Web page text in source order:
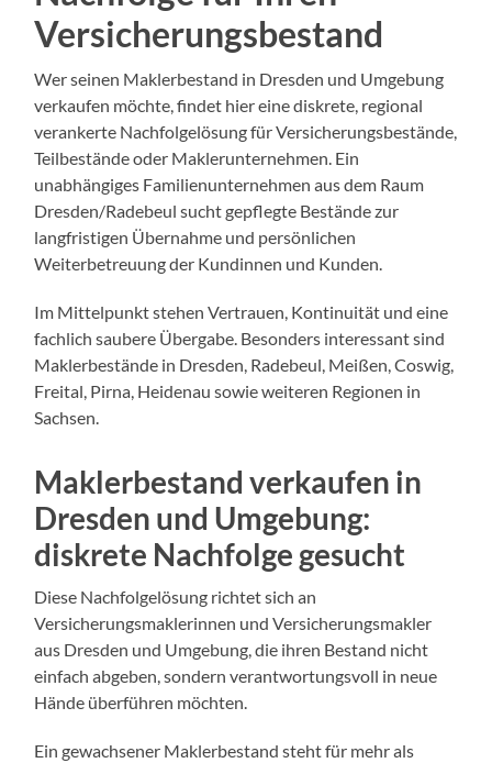
Versicherungsbestand
Wer seinen Maklerbestand in Dresden und Umgebung
verkaufen möchte, findet hier eine diskrete, regional
verankerte Nachfolgelösung für Versicherungsbestände,
Teilbestände oder Maklerunternehmen. Ein
unabhängiges Familienunternehmen aus dem Raum
Dresden/Radebeul sucht gepflegte Bestände zur
langfristigen Übernahme und persönlichen
Weiterbetreuung der Kundinnen und Kunden.
Im Mittelpunkt stehen Vertrauen, Kontinuität und eine
fachlich saubere Übergabe. Besonders interessant sind
Maklerbestände in Dresden, Radebeul, Meißen, Coswig,
Freital, Pirna, Heidenau sowie weiteren Regionen in
Sachsen.
Maklerbestand verkaufen in
Dresden und Umgebung:
diskrete Nachfolge gesucht
Diese Nachfolgelösung richtet sich an
Versicherungsmaklerinnen und Versicherungsmakler
aus Dresden und Umgebung, die ihren Bestand nicht
einfach abgeben, sondern verantwortungsvoll in neue
Hände überführen möchten.
Ein gewachsener Maklerbestand steht für mehr als